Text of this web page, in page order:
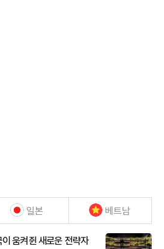
일본 베트남
움켜쥔 새로운 전략자